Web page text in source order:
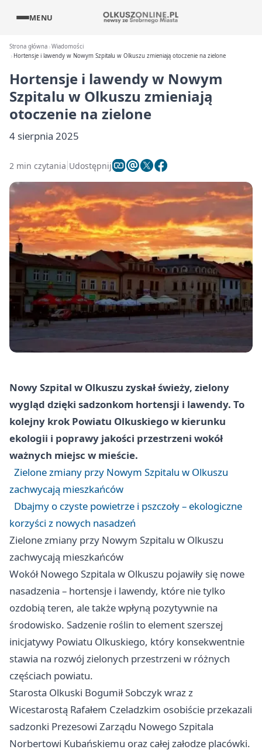
MENU
Strona główna Wiadomości
Hortensje i lawendy w Nowym Szpitalu w Olkuszu zmieniają otoczenie na zielone
Hortensje i lawendy w Nowym
Szpitalu w Olkuszu zmieniają
otoczenie na zielone
4 sierpnia 2025
2 min czytania Udostępnij
Nowy Szpital w Olkuszu zyskał świeży, zielony
wygląd dzięki sadzonkom hortensji i lawendy. To
kolejny krok Powiatu Olkuskiego w kierunku
ekologii i poprawy jakości przestrzeni wokół
ważnych miejsc w mieście.
Zielone zmiany przy Nowym Szpitalu w Olkuszu
zachwycają mieszkańców
Dbajmy o czyste powietrze i pszczoły – ekologiczne
korzyści z nowych nasadzeń
Zielone zmiany przy Nowym Szpitalu w Olkuszu
zachwycają mieszkańców
Wokół Nowego Szpitala w Olkuszu pojawiły się nowe
nasadzenia – hortensje i lawendy, które nie tylko
ozdobią teren, ale także wpłyną pozytywnie na
środowisko. Sadzenie roślin to element szerszej
inicjatywy Powiatu Olkuskiego, który konsekwentnie
stawia na rozwój zielonych przestrzeni w różnych
częściach powiatu.
Starosta Olkuski Bogumił Sobczyk wraz z
Wicestarostą Rafałem Czeladzkim osobiście przekazali
sadzonki Prezesowi Zarządu Nowego Szpitala
Norbertowi Kubańskiemu oraz całej załodze placówki.